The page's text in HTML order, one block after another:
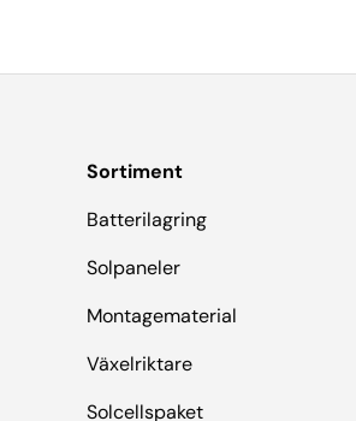
Sortiment
Batterilagring
Solpaneler
Montagematerial
Växelriktare
Solcellspaket